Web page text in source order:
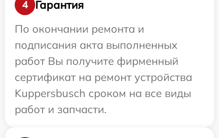
4
Гарантия
По окончании ремонта и
подписания акта выполненных
работ Вы получите фирменный
сертификат на ремонт устройства
Kuppersbusch сроком на все виды
работ и запчасти.